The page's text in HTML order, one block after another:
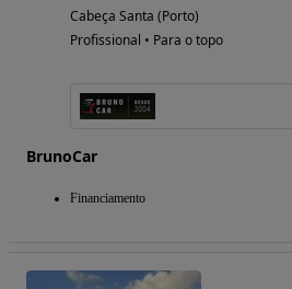
Cabeça Santa (Porto)
Profissional • Para o topo
BrunoCar
Financiamento